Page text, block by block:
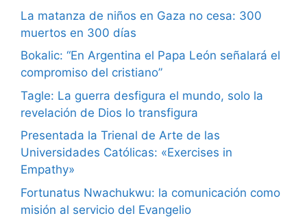
La matanza de niños en Gaza no cesa: 300
muertos en 300 días
Bokalic: “En Argentina el Papa León señalará el
compromiso del cristiano”
Tagle: La guerra desfigura el mundo, solo la
revelación de Dios lo transfigura
Presentada la Trienal de Arte de las
Universidades Católicas: «Exercises in
Empathy»
Fortunatus Nwachukwu: la comunicación como
misión al servicio del Evangelio